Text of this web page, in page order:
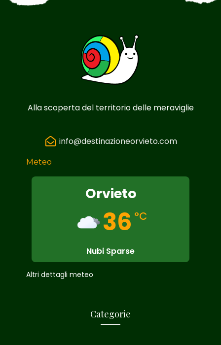
Alla scoperta del territorio delle meraviglie
info@destinazioneorvieto.com
Meteo
Orvieto
36 °C
Nubi Sparse
Altri dettagli meteo
Categorie